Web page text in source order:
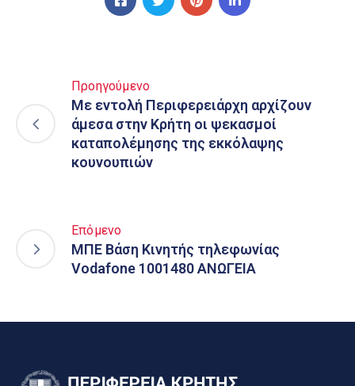
Προηγούμενο
Με εντολή Περιφερειάρχη αρχίζουν
άμεσα στην Κρήτη οι ψεκασμοί
καταπολέμησης της εκκόλαψης
κουνουπιών
Επόμενο
ΜΠΕ Βάση Κινητής τηλεφωνίας
Vodafone 1001480 ΑΝΩΓΕΙΑ